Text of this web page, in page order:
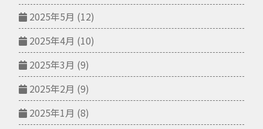
2025年5月 (12)
2025年4月 (10)
2025年3月 (9)
2025年2月 (9)
2025年1月 (8)